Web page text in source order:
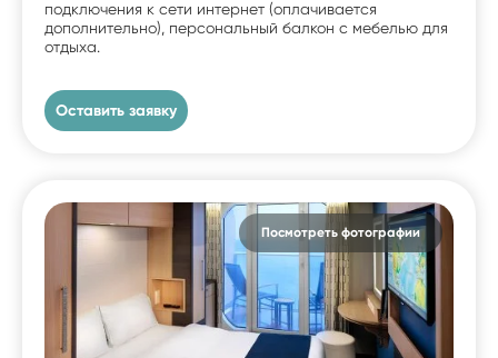
подключения к сети интернет (оплачивается
дополнительно), персональный балкон с мебелью для
отдыха.
Оставить заявку
Посмотреть фотографии